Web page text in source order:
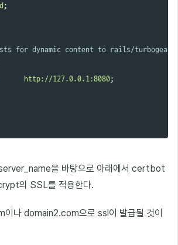
;
for dynamic content to rails/
http://127.0.0.1:8080;
을 바탕으로 아래에서 certbot
의 SSL를 적용한다.
이나 domain2.com으로 ssl이 발급될 것이